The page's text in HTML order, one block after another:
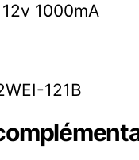
1000mA
121B